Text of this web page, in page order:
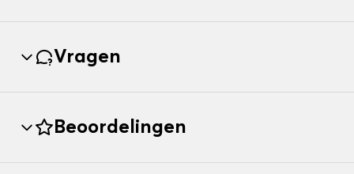
Vragen
Beoordelingen